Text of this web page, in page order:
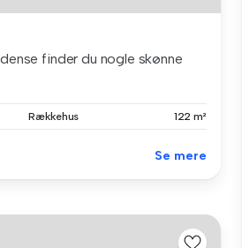
finder du nogle skønne
Rækkehus 122 m²
Se mere